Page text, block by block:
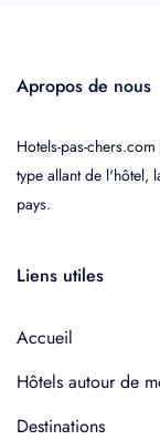
Apropos de nous
Hotels-pas-
type allant de l'hôtel,
pays.
Liens utiles
Accueil
Hôtels autour de
Destinations